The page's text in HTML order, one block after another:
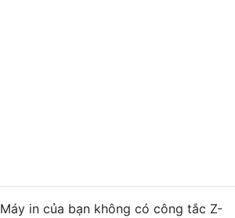
Máy in của bạn không có công tắc Z-